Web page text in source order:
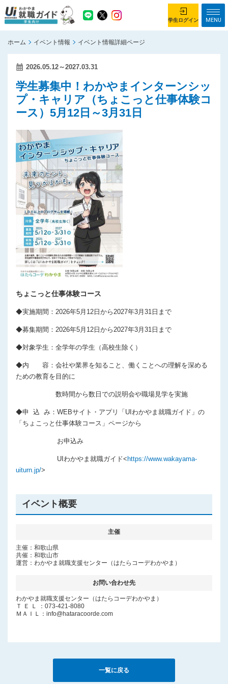
がっつり就業体験コース ちょこっと仕事体験コース
イベント情報 はじめて利用する方へ
お知らせ
総合トップページ
がっつり就業体験コース トップ
ちょこっと仕事体験コース トップ
お問い合わせ
サイトマップ
利用規約
プライバシーポリシー
学生ログイン MENU
ホーム イベント情報 イベント情報詳細ページ
2026.05.12～2027.03.31
学生募集中！わかやまインターンシッ
プ・キャリア（ちょこっと仕事体験コ
ース）5月12日～3月31日
ちょこっと仕事体験コース
◆実施期間：2026年5月12日から2027年3月31日まで
◆募集期間：2026年5月12日から2027年3月31日まで
◆対象学生：全学年の学生（高校生除く）
◆内 容：会社や業界を知ること、働くことへの理解を深める
ための教育を目的に
数時間から数日での説明会や職場見学を実施
◆申 込 み：WEBサイト・アプリ「UIわかやま就職ガイド」の
「ちょこっと仕事体験コース」ページから
お申込み
UIわかやま就職ガイド< https://www.wakayama-
uiturn.jp/>
イベント概要
主催
主催：和歌山県
共催：和歌山市
運営：わかやま就職支援センター（はたらコーデわかやま）
お問い合わせ先
わかやま就職支援センター（はたらコーデわかやま）
Ｔ Ｅ Ｌ ：073-421-8080
ＭＡＩＬ：info@hataracoorde.com
一覧に戻る